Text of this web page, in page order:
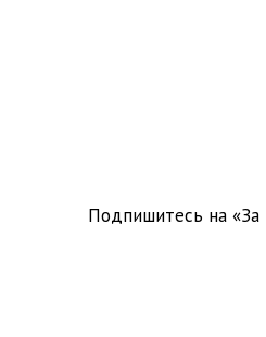
Подпишитесь на «За